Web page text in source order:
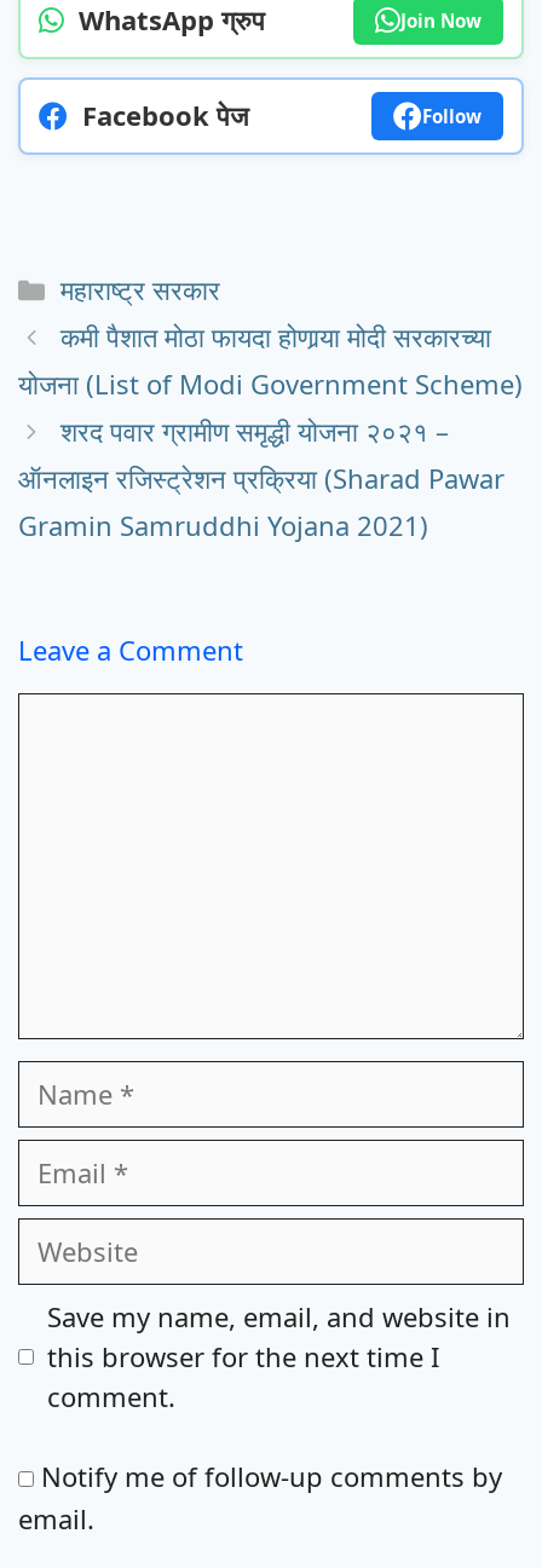
WhatsApp ग्रुप Join Now
Facebook पेज Follow
Categories
महाराष्ट्र सरकार
कमी पैशात मोठा फायदा होणार्‍या मोदी सरकारच्या
योजना (List of Modi Government Scheme)
शरद पवार ग्रामीण समृद्धी योजना २०२१ –
ऑनलाइन रजिस्ट्रेशन प्रक्रिया (Sharad Pawar
Gramin Samruddhi Yojana 2021)
Leave a Comment
Name
Email
Website
Save my name, email, and website in
this browser for the next time I
comment.
Notify me of follow-up comments by
email.